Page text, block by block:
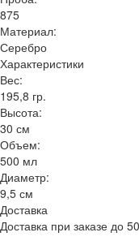
875
Материал:
Серебро
Характеристики
Вес:
195,8 гр.
Высота:
30 см
Объем:
500 мл
Диаметр:
9,5 см
Доставка
Доставка при заказе до